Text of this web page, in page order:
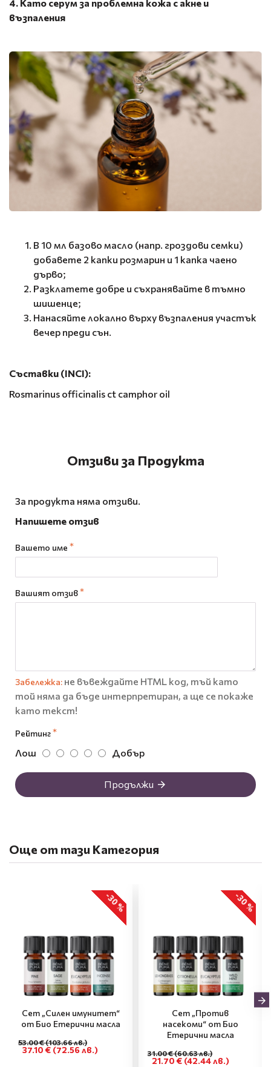
4. Като серум за проблемна кожа с акне и
възпаления
В 10 мл базово масло (напр. гроздови семки)
добавете 2 капки розмарин и 1 капка чаено
дърво;
Разклатете добре и съхранявайте в тъмно
шишенце;
Нанасяйте локално върху възпаления участък
вечер преди сън.
Съставки (INCI):
Rosmarinus officinalis ct camphor oil
Отзиви за Продукта
За продукта няма отзиви.
Напишете отзив
Вашето име
Вашият отзив
Забележка: не въвеждайте HTML код, тъй като
той няма да бъде интерпретиран, а ще се покаже
като текст!
Рейтинг
Лош Добър
Продължи
Още от тази Категория
-30 %
Сет „Силен имунитет“
от Био Етерични масла
37.10 € (72.56 лв.)
53.00 €(103.66 лв.)
-30 %
Сет „Против
насекоми“ от Био
Етерични масла
21.70 € (42.44 лв.)
31.00 €(60.63 лв.)